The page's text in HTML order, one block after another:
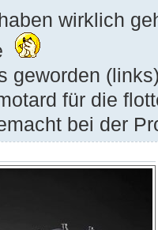
wirklich
geworden
für die
bei der